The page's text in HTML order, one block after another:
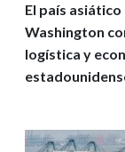
El país
Washington
logística y